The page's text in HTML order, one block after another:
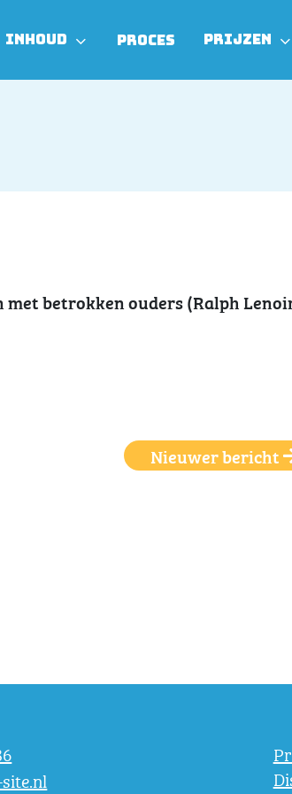
INHOUD PROCES PRIJZEN
betrokken ouders (Ralph
Nieuwer bericht